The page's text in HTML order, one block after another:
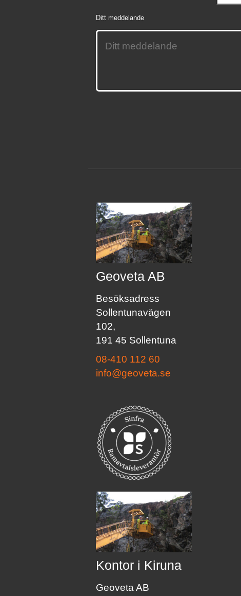
Ditt meddelande
Geoveta AB
Besöksadress
Sollentunavägen
102,
191 45 Sollentuna
08-410 112 60
info@geoveta.se
Kontor i Kiruna
Geoveta AB